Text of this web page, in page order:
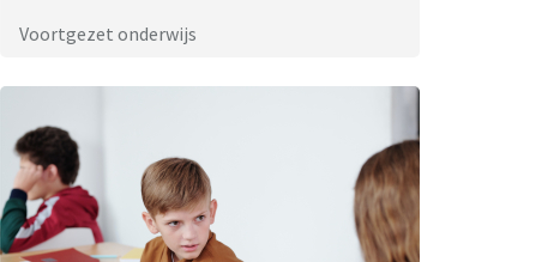
Voortgezet onderwijs